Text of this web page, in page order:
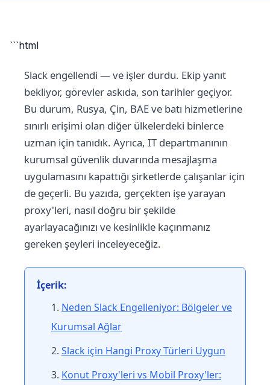
```html
Slack engellendi — ve işler durdu. Ekip yanıt
bekliyor, görevler askıda, son tarihler geçiyor.
Bu durum, Rusya, Çin, BAE ve batı hizmetlerine
sınırlı erişimi olan diğer ülkelerdeki binlerce
uzman için tanıdık. Ayrıca, IT departmanının
kurumsal güvenlik duvarında mesajlaşma
uygulamasını kapattığı şirketlerde çalışanlar için
de geçerli. Bu yazıda, gerçekten işe yarayan
proxy'leri, nasıl doğru bir şekilde
ayarlayacağınızı ve kesinlikle kaçınmanız
gereken şeyleri inceleyeceğiz.
İçerik:
Neden Slack Engelleniyor: Bölgeler ve
Kurumsal Ağlar
Slack için Hangi Proxy Türleri Uygun
Konut Proxy'leri vs Mobil Proxy'ler: